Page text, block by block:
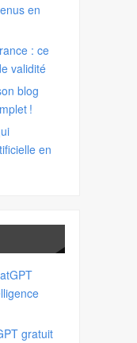
en
: ce
validité
blog
!
en
gratuit